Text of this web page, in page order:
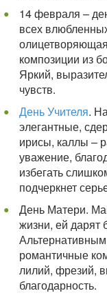
14 февраля –
всех
композиции из
Яркий,
чувств.
День Учителя.
элегантные,
ирисы, каллы –
уважение,
избегать
подчеркнет
День Матери.
жизни, ей дарят
романтичные
лилий, фрезий,
благодарность.